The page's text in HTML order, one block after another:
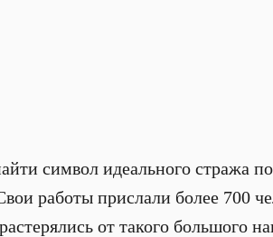
символ идеального стража
работы прислали более 700
от такого большого